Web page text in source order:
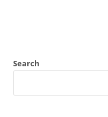
Search